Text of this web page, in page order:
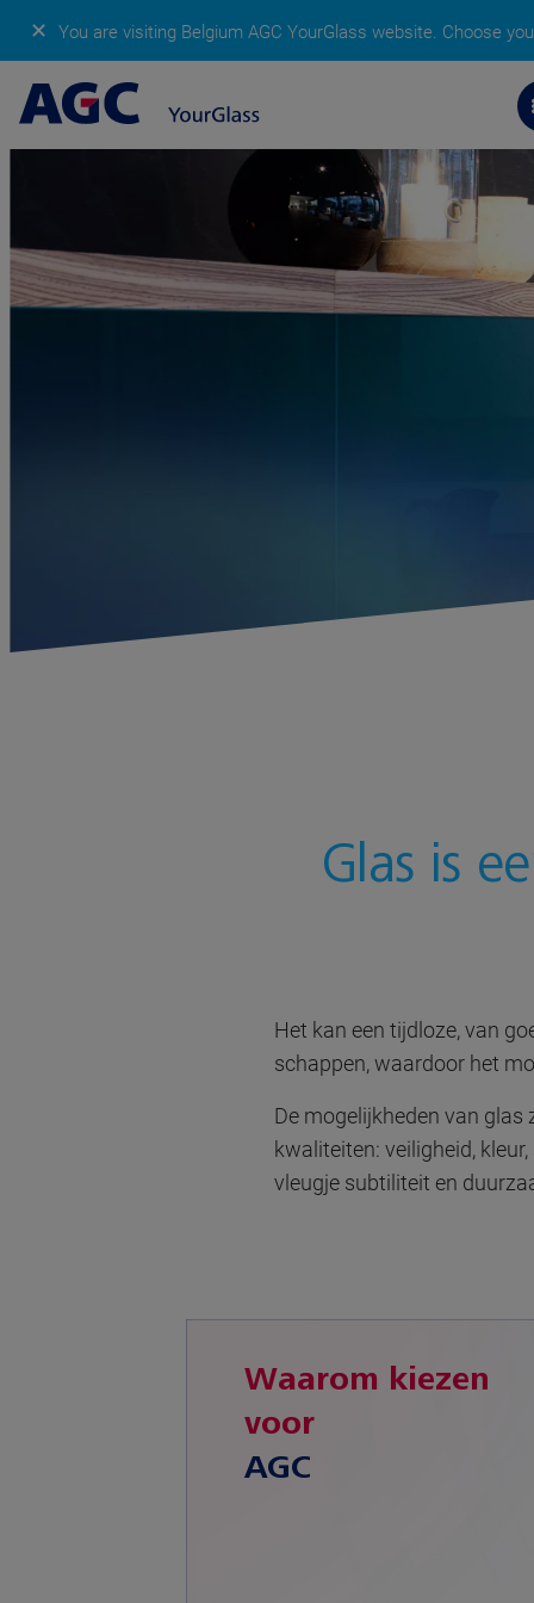
✕ You are visiting Belgium AGC YourGlass website. Choose
Glas is
Het kan een tijdloze, van
schappen, waardoor het
De mogelijkheden van glas
kwaliteiten: veiligheid,
vleugje subtiliteit en
Waarom kiezen
voor
AGC